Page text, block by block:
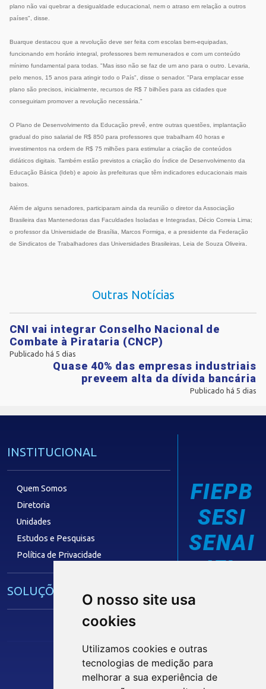
O nosso site usa
cookies
Utilizamos cookies e outras
tecnologias de medição para
melhorar a sua experiência de
plano não vai quebrar a desigualdade educacional, nem o atraso em relação a outros
países", disse.
Buarque destacou que a revolução deve ser feita com escolas bem-equipadas,
funcionando em horário integral, professores bem remunerados e com um conteúdo
mínimo fundamental para todas. "Mas isso não se faz de um ano para o outro. Levaria,
pelo menos, 15 anos para atingir todo o País", disse o senador. "Para emplacar esse
plano são precisos, inicialmente, recursos de R$ 7 bilhões para as cidades que
conseguiriam promover a revolução necessária."
O Plano de Desenvolvimento da Educação prevê, entre outras questões, implantação
gradual do piso salarial de R$ 850 para professores que trabalham 40 horas e
investimentos na ordem de R$ 75 milhões para estimular a criação de conteúdos
didáticos digitais. Também estão previstos a criação do Índice de Desenvolvimento da
Educação Básica (Ideb) e apoio às prefeituras que têm indicadores educacionais mais
baixos.
Além de alguns senadores, participaram ainda da reunião o diretor da Associação
Brasileira das Mantenedoras das Faculdades Isoladas e Integradas, Décio Correia Lima;
o professor da Universidade de Brasília, Marcos Formiga, e a presidente da Federação
de Sindicatos de Trabalhadores das Universidades Brasileiras, Leia de Souza Oliveira.
Outras Notícias
CNI vai integrar Conselho Nacional de
Combate à Pirataria (CNCP)
Publicado há 5 dias
Quase 40% das empresas industriais
preveem alta da dívida bancária
Publicado há 5 dias
INSTITUCIONAL
Quem Somos
Diretoria
Unidades
Estudos e Pesquisas
Política de Privacidade
SOLUÇÕES E SERVIÇOS
Núcleo de Acesso ao Crédito
Centro Internacional de Negócios -
FIEPB
SESI
SENAI
IEL
Siga nossas Redes Sociais